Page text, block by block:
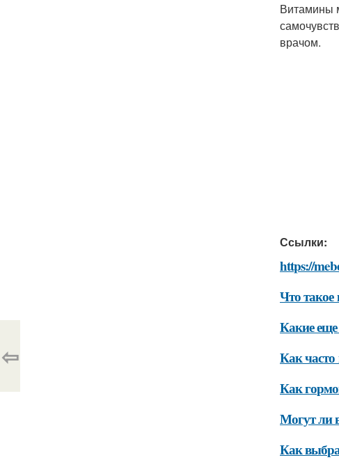
Витамины
врачом.
Ссылки:
https://
Что
Какие
Как
Как
Могут ли
Как
⇦